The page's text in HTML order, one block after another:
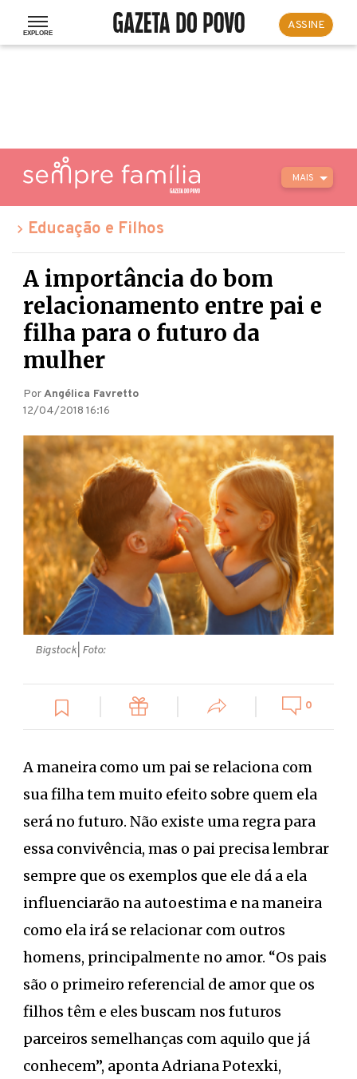
ASSINE
MAIS
Educação e Filhos
A importância do bom
relacionamento entre pai e
filha para o futuro da
mulher
PorAngélica Favretto
12/04/2018 16:16
Bigstock | Foto:
0
A maneira como um pai se relaciona com
sua filha tem muito efeito sobre quem ela
será no futuro. Não existe uma regra para
essa convivência, mas o pai precisa lembrar
sempre que os exemplos que ele dá a ela
influenciarão na autoestima e na maneira
como ela irá se relacionar com outros
homens, principalmente no amor. “Os pais
são o primeiro referencial de amor que os
filhos têm e eles buscam nos futuros
parceiros semelhanças com aquilo que já
conhecem”, aponta Adriana Potexki,